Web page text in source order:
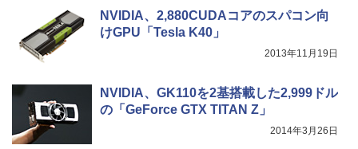
NVIDIA、2,880CUDAコアのスパコン向
けGPU「Tesla K40」
2013年11月19日
NVIDIA、GK110を2基搭載した2,999ドル
の「GeForce GTX TITAN Z」
2014年3月26日